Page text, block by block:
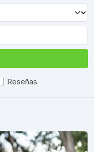
Reseñas